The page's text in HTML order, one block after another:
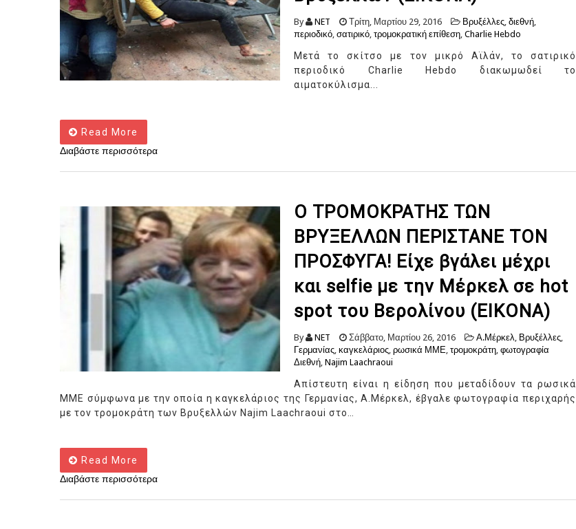
By NET Τρίτη, Μαρτίου 29, 2016 Βρυξέλλες, διεθνή,
περιοδικό, σατιρικό, τρομοκρατική επίθεση, Charlie Hebdo
Μετά το σκίτσο με τον μικρό Αϊλάν, το σατιρικό
περιοδικό Charlie Hebdo διακωμωδεί το
αιματοκύλισμα...
Read More
Διαβάστε περισσότερα
Ο ΤΡΟΜΟΚΡΑΤΗΣ ΤΩΝ
ΒΡΥΞΕΛΛΩΝ ΠΕΡΙΣΤΑΝΕ ΤΟΝ
ΠΡΟΣΦΥΓΑ! Είχε βγάλει μέχρι
και selfie με την Μέρκελ σε hot
spot του Βερολίνου (ΕΙΚΟΝΑ)
By NET Σάββατο, Μαρτίου 26, 2016 Α.Μέρκελ, Βρυξέλλες,
Γερμανίας, καγκελάριος, ρωσικά ΜΜΕ, τρομοκράτη, φωτογραφία
Διεθνή, Najim Laachraoui
Απίστευτη είναι η είδηση που μεταδίδουν τα ρωσικά
ΜΜΕ σύμφωνα με την οποία η καγκελάριος της Γερμανίας, Α.Μέρκελ, έβγαλε φωτογραφία περιχαρής
με τον τρομοκράτη των Βρυξελλών Najim Laachraoui στο…
Read More
Διαβάστε περισσότερα